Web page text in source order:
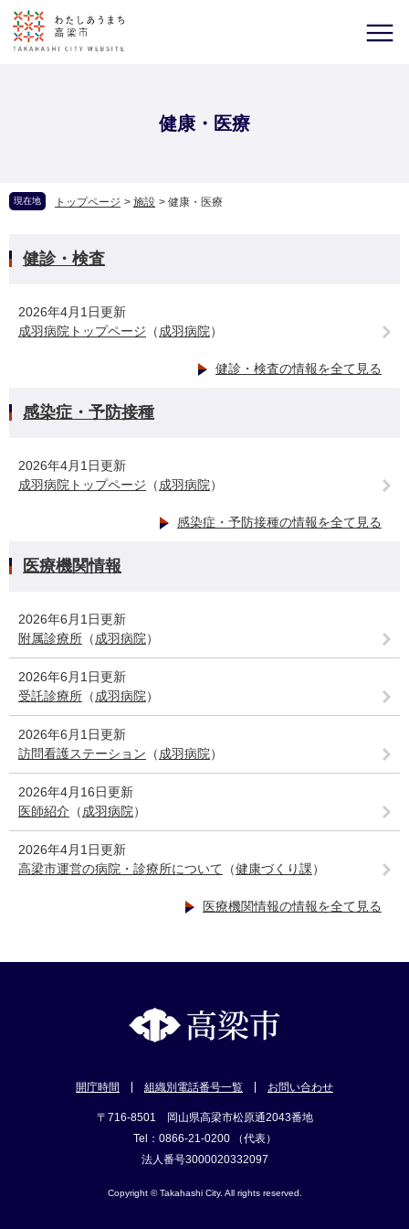
健康・医療
現在地 トップページ > 施設 > 健康・医療
健診・検査
2026年4月1日更新
成羽病院トップページ （成羽病院）
健診・検査の情報を全て見る
感染症・予防接種
2026年4月1日更新
成羽病院トップページ （成羽病院）
感染症・予防接種の情報を全て見る
医療機関情報
2026年6月1日更新
附属診療所 （成羽病院）
2026年6月1日更新
受託診療所 （成羽病院）
2026年6月1日更新
訪問看護ステーション （成羽病院）
2026年4月16日更新
医師紹介 （成羽病院）
2026年4月1日更新
高梁市運営の病院・診療所について （健康づくり課）
医療機関情報の情報を全て見る
開庁時間 組織別電話番号一覧 お問い合わせ
〒716-8501 岡山県高梁市松原通2043番地
Tel：0866-21-0200 （代表）
法人番号3000020332097
Copyright © Takahashi City. All rights reserved.